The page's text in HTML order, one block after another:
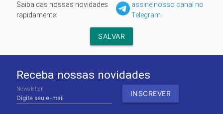
Saiba das nossas novidades
rapidamente:
assine nosso canal no
Telegram
Receba nossas novidades
Newsletter